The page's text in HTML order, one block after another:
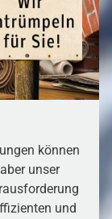
können
unser
und